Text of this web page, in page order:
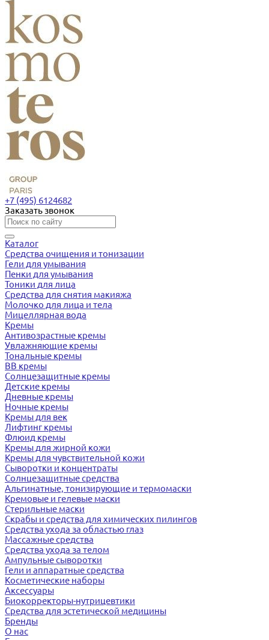
+7 (495) 6124682
Заказать звонок
Каталог
Средства очищения и тонизации
Гели для умывания
Пенки для умывания
Тоники для лица
Средства для снятия макияжа
Молочко для лица и тела
Мицеллярная вода
Кремы
Антивозрастные кремы
Увлажняющие кремы
Тональные кремы
BB кремы
Солнцезащитные кремы
Детские кремы
Дневные кремы
Ночные кремы
Кремы для век
Лифтинг кремы
Флюид кремы
Кремы для жирной кожи
Кремы для чувствительной кожи
Сыворотки и концентраты
Солнцезащитные средства
Альгинатные, тонизирующие и термомаски
Кремовые и гелевые маски
Стерильные маски
Скрабы и средства для химических пилингов
Средства ухода за областью глаз
Массажные средства
Средства ухода за телом
Ампульные сыворотки
Гели и аппаратные средства
Косметические наборы
Аксессуары
Биокорректоры-нутрицевтики
Средства для эстетической медицины
Бренды
О нас